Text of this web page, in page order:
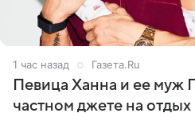
1 час назад Газета.Ru
Певица Ханна и ее муж
частном джете на отдых